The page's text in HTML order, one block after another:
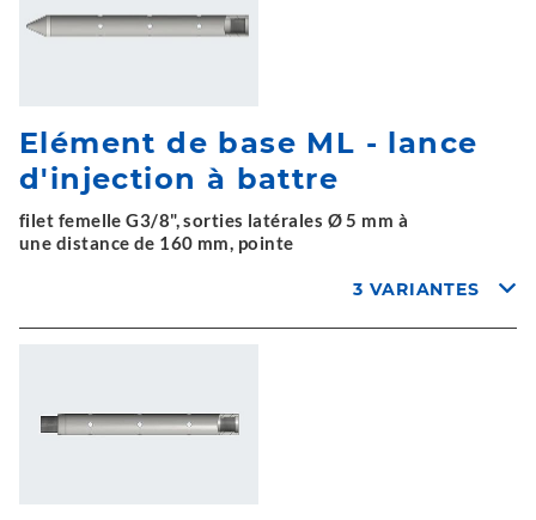
Elément de base ML - lance
d'injection à battre
filet femelle G3/8", sorties latérales Ø 5 mm à
une distance de 160 mm, pointe
3 VARIANTES